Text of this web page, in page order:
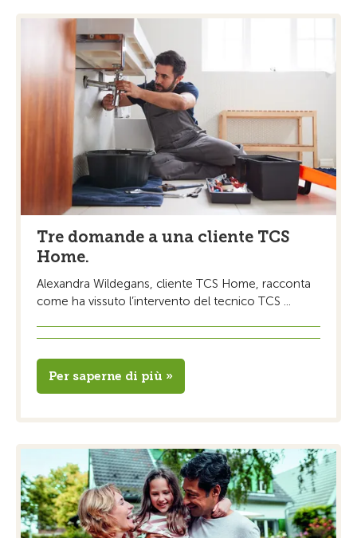
Tre domande a una cliente TCS
Home.
Alexandra Wildegans, cliente TCS Home, racconta
come ha vissuto l’intervento del tecnico TCS ...
Per saperne di più »